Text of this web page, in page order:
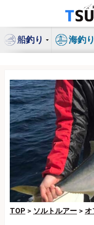
ン
船釣り 海釣り
TOP > ソルトルアー > オ